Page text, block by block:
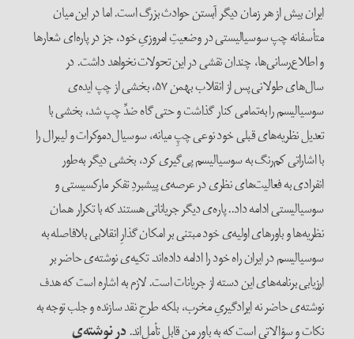
ایران بیش از هر زمان دیگر آبستن حوادث بزرگ‌ است. اما در این میان
متأسفانه چپ سوسیالیستی در وضعیتِ امروزیِ خود، جز در پاره‌ای شعارها
و اطلاع‌رسانی‌ها، چندان نقشی در این تحولات نخواهد داشت. در
سال‌های طولانی پس از انقلاب بهمن ۵۷، بخشی از چپ ایده‌ی
سوسیالیسم را به‌تمامی کنار گذاشت و حتی گاه ضدِّ چپ شد، بخشی با
تعدیل نظریه‌های قبلی خود نوعی چپِ میانه، سوسیال‌دموکرات و لیبرال را
با اشاراتی کم‌رنگ به سوسیالیسم پی‌گیری کرد، بخشی دیگر به‌طور
انفرادی به فعالیت‌های نظری در عرصه‌ی پیشبردِ تفکر مارکسیستی و
سوسیالیستی ادامه داد.. پاره‌ی دیگر جریاناتی هستند که با تکرار همان
نظریه‌ها و باورهای اولیه‌ی خود مبتنی بر امکان گذارِ انقلابی بلافاصله به
سوسیالیسم در ایران راه خود را ادامه داده‌اند. تکیه‌ی نوشته‌ی حاضر بر
ارزیابی برنامه‌های این دسته از جریانات است. لازم‌ به اشاره است که هدف
نوشته‌ی حاضر نه ایرادگیریِ مخرب، بلکه طرحِ نقد سازنده و جلب توجه به
نکات و سؤالاتی است که به باور من قابل تأمل‌اند. در نوشته‌ی